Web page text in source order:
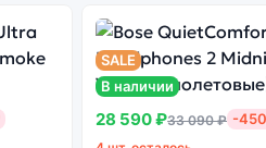
Snapdragon
665
SALE
В наличии
28 590 ₽33 090 ₽ -